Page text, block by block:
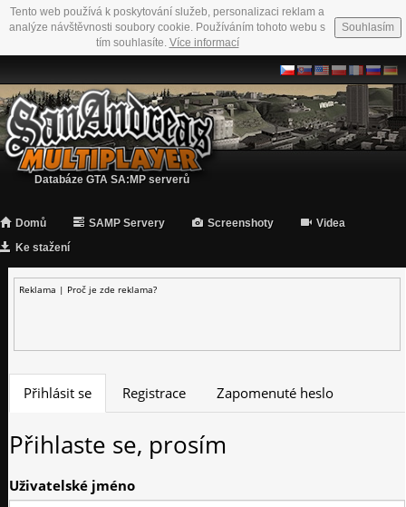
Tento web používá k poskytování služeb, personalizaci reklam a
analýze návštěvnosti soubory cookie. Používáním tohoto webu s
tím souhlasíte. Více informací
Souhlasím
Databáze GTA SA:MP serverů
Domů SAMP Servery Screenshoty
Videa
Ke stažení
Reklama | Proč je zde reklama?
Přihlásit se Registrace Zapomenuté heslo
Přihlaste se, prosím
Uživatelské jméno